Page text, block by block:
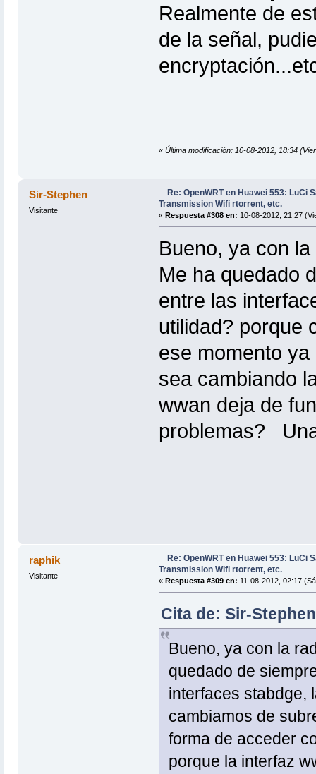
Realmente de
de la señal,
« Última modificación: 10-08-2012, 18:34
Sir-Stephen
Visitante
Re: OpenWRT en Huawei 553: LuCi
Transmission Wifi rtorrent, etc.
« Respuesta #308 en: 10-08-2012, 21:27
Bueno, ya con
Me ha quedado
entre las
utilidad? porque
ese momento
sea cambiando
wwan deja de
problemas?
raphik
Visitante
Re: OpenWRT en Huawei 553: LuCi
Transmission Wifi rtorrent, etc.
« Respuesta #309 en: 11-08-2012, 02:17
Cita de: Sir-
Bueno, ya con la
quedado de
interfaces stabdge,
cambiamos de
forma de acceder
porque la interfaz